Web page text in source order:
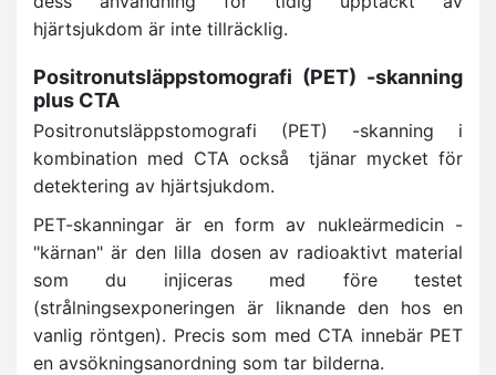
hjärtsjukdom är inte tillräcklig.
Positronutsläppstomografi (PET) -skanning
plus CTA
Positronutsläppstomografi (PET) -skanning i
kombination med CTA också tjänar mycket för
detektering av hjärtsjukdom.
PET-skanningar är en form av nukleärmedicin -
"kärnan" är den lilla dosen av radioaktivt material
som du injiceras med före testet
(strålningsexponeringen är liknande den hos en
vanlig röntgen). Precis som med CTA innebär PET
en avsökningsanordning som tar bilderna.